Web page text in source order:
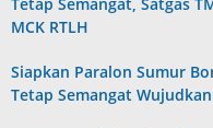
Tetap Semangat, Satgas
MCK RTLH
Siapkan Paralon Sumur
Tetap Semangat